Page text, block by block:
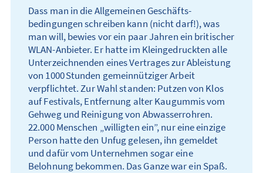
Dass man in die Allgemeinen Geschäfts­
bedingungen schreiben kann (nicht darf!), was
man will, bewies vor ein paar Jahren ein britischer
WLAN-Anbieter. Er hatte im Klein­gedruckten alle
Unter­zeichnenden eines Vertrages zur Ableistung
von 1000 Stunden gemein­nütziger Arbeit
verpflichtet. Zur Wahl standen: Putzen von Klos
auf Festivals, Entfernung alter Kaugummis vom
Gehweg und Reinigung von Abwasser­rohren.
22.000 Menschen „willigten ein”, nur eine einzige
Person hatte den Unfug gelesen, ihn gemeldet
und dafür vom Unternehmen sogar eine
Belohnung bekommen. Das Ganze war ein Spaß.